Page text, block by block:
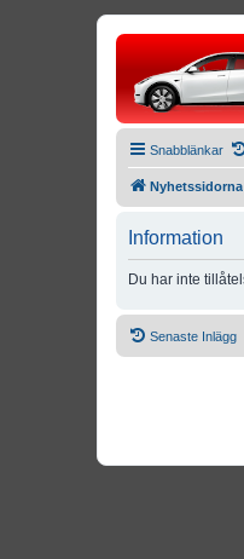
Snabblänkar
Nyhetssidorna
Information
Du har inte
Senaste Inlägg